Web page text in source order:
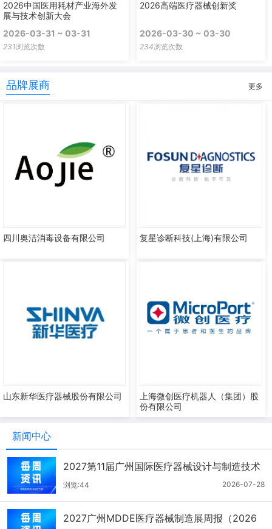
2026中国医用耗材产业海外发
展与技术创新大会
2026-03-31 ~ 03-31
231浏览次数
2026高端医疗器械创新奖
2026-03-30 ~ 03-30
234浏览次数
品牌展商 更多
四川奥洁消毒设备有限公司 复星诊断科技(上海)有限公司
山东新华医疗器械股份有限公司
上海微创医疗机器人（集团）股
份有限公司
新闻中心
2027第11届广州国际医疗器械设计与制造技术
展一周报（7.22-7.28）
2026-07-28
浏览:44
2027广州MDDE医疗器械制造展周报（2026